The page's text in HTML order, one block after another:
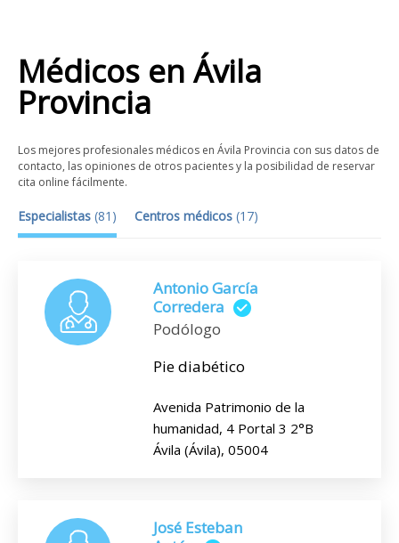
Médicos enÁvila
Provincia
Los mejores profesionales médicos en Ávila Provincia con sus datos de
contacto, las opiniones de otros pacientes y la posibilidad de reservar
cita online fácilmente.
Especialistas (81 ) Centros médicos (17)
Antonio García
Corredera
Podólogo
Pie diabético
Avenida Patrimonio de la
humanidad, 4 Portal 3 2°B
Ávila (Ávila), 05004
José Esteban